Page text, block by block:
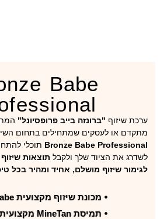
Bronze Babe
Professional​
שיזוף"ברונזה בייב פרופסיונל"המתאימה
או לעסקים שמתחילים בתחום השיזוף
Bronze Babeתוכלי להתחיל לעבוד
את הציוד שלך ולקבלתוצאות שיזוף אחידות
שיזוף מושלם, אחיד ומהיר בכל טיפולברמה
מכונת שיזוף מקצועית Bronze Babe
תמיסת MineTan מקצועית לבחירתך